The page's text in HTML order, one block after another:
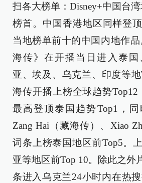
扫各大榜单：Disney+中国台
榜首。中国香港地区同样登
当地榜单前十的中国内地作品
海传》在开播当日进入泰
亚、埃及、乌克兰、印度等地
海传开播上榜全球趋势Top12
最高登顶泰国趋势Top1，同
Zang Hai（藏海传）、Xiao
词条上榜泰国地区前Top5。
亚等地区前Top 10。除此之外
条进入乌克兰24小时内在热